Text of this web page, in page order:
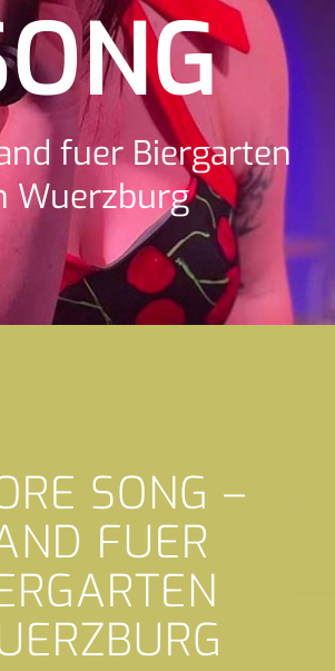
fuer Biergarten
Wuerzburg
SONG –
FUER